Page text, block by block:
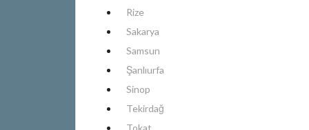
Rize
Sakarya
Samsun
Şanlıurfa
Sinop
Tekirdağ
Tokat